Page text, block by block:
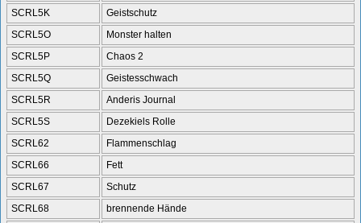
SCRL5K
Geistschutz
SCRL5O
Monster halten
SCRL5P
Chaos 2
SCRL5Q
Geistesschwach
SCRL5R
Anderis Journal
SCRL5S
Dezekiels Rolle
SCRL62
Flammenschlag
SCRL66
Fett
SCRL67
Schutz
SCRL68
brennende Hände